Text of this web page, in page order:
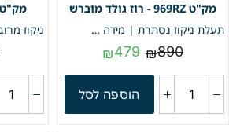
969RZ - רוז גולד מוברש
תעלת ניקוז נסתרת | מידה 9/69 | דגם "LINEA" | רוז גולד מוברש | מק"ט 969RZ
₪890
₪479
הוספה לסל